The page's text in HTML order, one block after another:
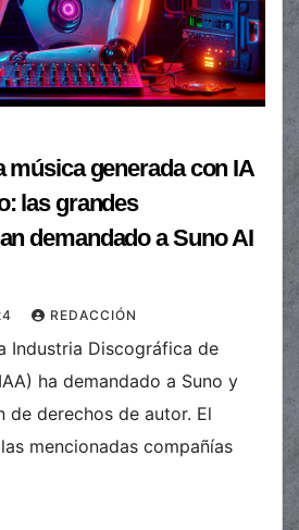
música generada con IA
las grandes
demandado a Suno AI
REDACCIÓN
Industria Discográfica de
ha demandado a Suno y
de derechos de autor. El
mencionadas compañías